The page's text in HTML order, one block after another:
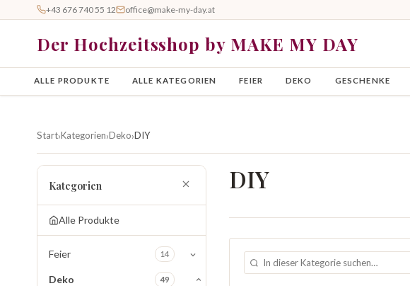
+43 676 740 55 12 office@make-my-day.at
Der Hochzeitsshop by MAKE MY DAY
ALLE PRODUKTE ALLE KATEGORIEN FEIER DEKO GESCHENKE
Start›Kategorien›Deko›DIY
Kategorien
Alle Produkte
Feier 14
Deko 49
DIY